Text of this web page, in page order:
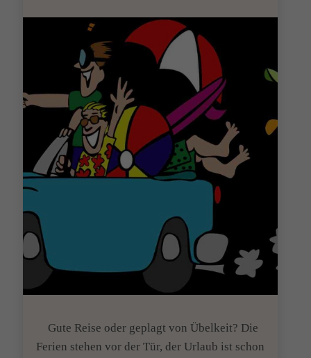
noch
Gute Reise oder geplagt von Übelkeit? Die
Ferien stehen vor der Tür, der Urlaub ist schon